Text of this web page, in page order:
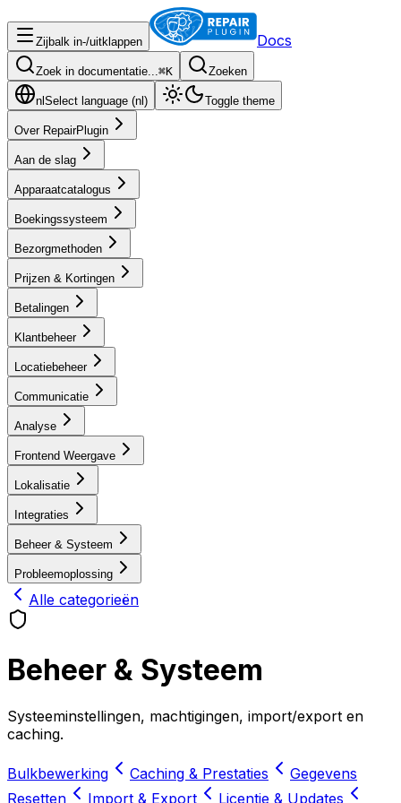
Zijbalk in-/uitklappen Docs
Zoek in documentatie...⌘K Zoeken
nl Select language (nl ) Toggle theme
Over RepairPlugin
Aan de slag
Apparaatcatalogus
Boekingssysteem
Bezorgmethoden
Prijzen & Kortingen
Betalingen
Klantbeheer
Locatiebeheer
Communicatie
Analyse
Frontend Weergave
Lokalisatie
Integraties
Beheer & Systeem
Probleemoplossing
Alle categorieën
Beheer & Systeem
Systeeminstellingen, machtigingen, import/export en
caching.
Bulkbewerking Caching & Prestaties
Gegevens
Resetten
Import & Export Licentie & Updates